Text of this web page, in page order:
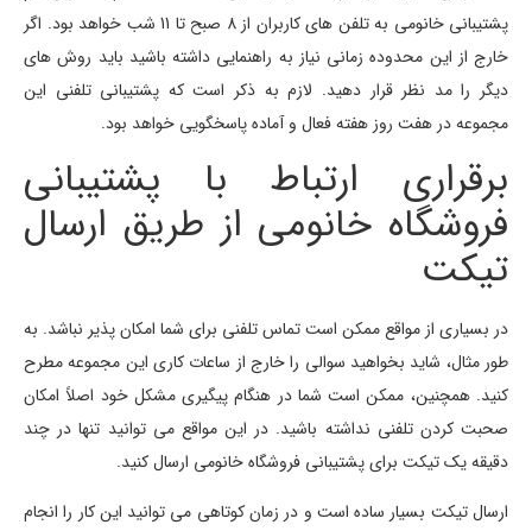
پشتیبانی خانومی به تلفن های کاربران از 8 صبح تا 11 شب خواهد بود. اگر
خارج از این محدوده زمانی نیاز به راهنمایی داشته باشید باید روش های
دیگر را مد نظر قرار دهید. لازم به ذکر است که پشتیبانی تلفنی این
مجموعه در هفت روز هفته فعال و آماده پاسخگویی خواهد بود.
برقراری ارتباط با پشتیبانی
فروشگاه خانومی از طریق ارسال
تیکت
در بسیاری از مواقع ممکن است تماس تلفنی برای شما امکان پذیر نباشد. به
طور مثال، شاید بخواهید سوالی را خارج از ساعات کاری این مجموعه مطرح
کنید. همچنین، ممکن است شما در هنگام پیگیری مشکل خود اصلاً امکان
صحبت کردن تلفنی نداشته باشید. در این مواقع می توانید تنها در چند
دقیقه یک تیکت برای پشتیبانی فروشگاه خانومی ارسال کنید.
ارسال تیکت بسیار ساده است و در زمان کوتاهی می توانید این کار را انجام